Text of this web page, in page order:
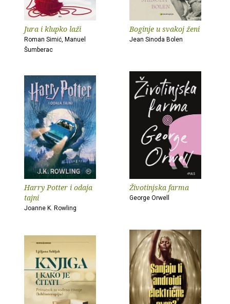
Jura i klupko laži
Roman Simić, Manuel
Šumberac
Boginje u svakoj ženi
Jean Sinoda Bolen
Harry Potter i odaja
tajni
Joanne K. Rowling
Životinjska farma
George Orwell